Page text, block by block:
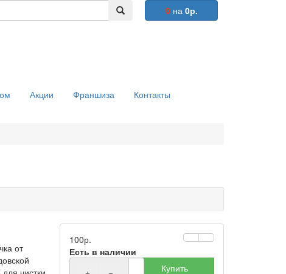
0 на 0р.
Акции Франшиза Контакты
от
100р.
Есть в наличии
Купить